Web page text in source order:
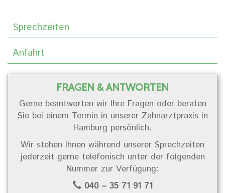
Sprechzeiten
Anfahrt
FRAGEN & ANTWORTEN
Gerne beantworten wir Ihre Fragen oder beraten
Sie bei einem Termin in unserer Zahnarztpraxis in
Hamburg persönlich.
Wir stehen Ihnen während unserer Sprechzeiten
jederzeit gerne telefonisch unter der folgenden
Nummer zur Verfügung:
040 – 35 71 91 71